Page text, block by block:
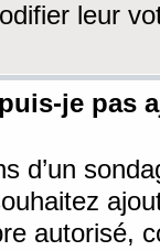
leur
je pas
d’un
autorisé,